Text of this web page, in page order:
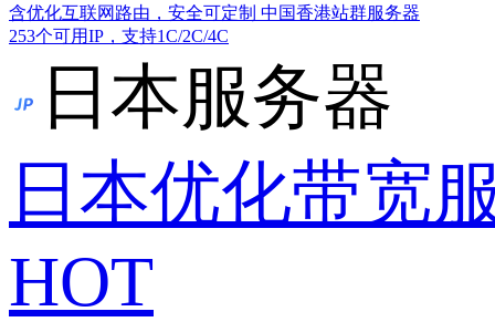
含优化互联网路由，安全可定制 中国香港站群服务器
253个可用IP，支持1C/2C/4C
日本服务器
日本优化带宽
HOT